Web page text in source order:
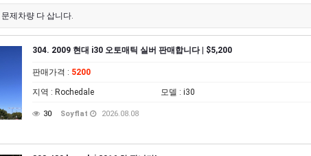
제차량 다 삽니다.
304. 2009 현대 i30 오토매틱 실버 판매합니다 | $5,200
판매가격 : 5200
지역 : Rochedale 모델 : i30
30 Soyflat 2026.08.08